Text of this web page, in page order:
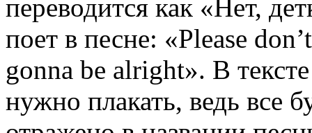
переводится как «Нет,
поет в песне: «Please
gonna be alright». В
нужно плакать, ведь все